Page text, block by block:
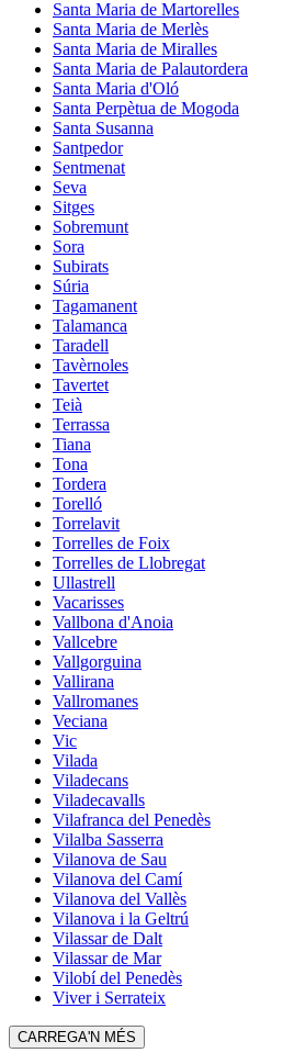
Santa Maria de Martorelles
Santa Maria de Merlès
Santa Maria de Miralles
Santa Maria de Palautordera
Santa Maria d'Oló
Santa Perpètua de Mogoda
Santa Susanna
Santpedor
Sentmenat
Seva
Sitges
Sobremunt
Sora
Subirats
Súria
Tagamanent
Talamanca
Taradell
Tavèrnoles
Tavertet
Teià
Terrassa
Tiana
Tona
Tordera
Torelló
Torrelavit
Torrelles de Foix
Torrelles de Llobregat
Ullastrell
Vacarisses
Vallbona d'Anoia
Vallcebre
Vallgorguina
Vallirana
Vallromanes
Veciana
Vic
Vilada
Viladecans
Viladecavalls
Vilafranca del Penedès
Vilalba Sasserra
Vilanova de Sau
Vilanova del Camí
Vilanova del Vallès
Vilanova i la Geltrú
Vilassar de Dalt
Vilassar de Mar
Vilobí del Penedès
Viver i Serrateix
CARREGA'N MÉS